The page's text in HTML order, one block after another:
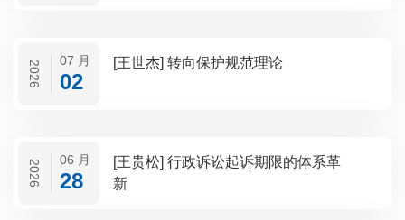
2026 07 月
02
[王世杰] 转向保护规范理论
2026 06 月
28
[王贵松] 行政诉讼起诉期限的体系革
新